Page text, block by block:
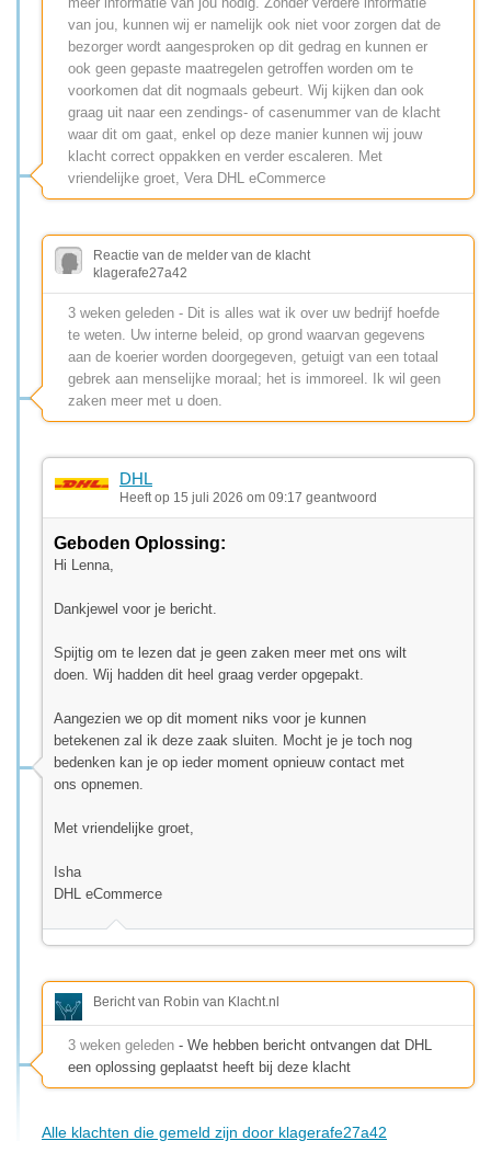
van jou, kunnen wij er namelijk ook niet voor zorgen dat de
bezorger wordt aangesproken op dit gedrag en kunnen er
ook geen gepaste maatregelen getroffen worden om te
voorkomen dat dit nogmaals gebeurt. Wij kijken dan ook
graag uit naar een zendings- of casenummer van de klacht
waar dit om gaat, enkel op deze manier kunnen wij jouw
klacht correct oppakken en verder escaleren. Met
vriendelijke groet, Vera DHL eCommerce
Reactie van de melder van de klacht
klagerafe27a42
3 weken geleden - Dit is alles wat ik over uw bedrijf hoefde
te weten. Uw interne beleid, op grond waarvan gegevens
aan de koerier worden doorgegeven, getuigt van een totaal
gebrek aan menselijke moraal; het is immoreel. Ik wil geen
zaken meer met u doen.
DHL
Heeft op 15 juli 2026 om 09:17 geantwoord
Geboden Oplossing:
Hi Lenna,
Dankjewel voor je bericht.
Spijtig om te lezen dat je geen zaken meer met ons wilt
doen. Wij hadden dit heel graag verder opgepakt.
Aangezien we op dit moment niks voor je kunnen
betekenen zal ik deze zaak sluiten. Mocht je je toch nog
bedenken kan je op ieder moment opnieuw contact met
ons opnemen.
Met vriendelijke groet,
Isha
DHL eCommerce
Bericht van Robin van Klacht.nl
3 weken geleden - We hebben bericht ontvangen dat DHL
een oplossing geplaatst heeft bij deze klacht
Alle klachten die gemeld zijn door klagerafe27a42